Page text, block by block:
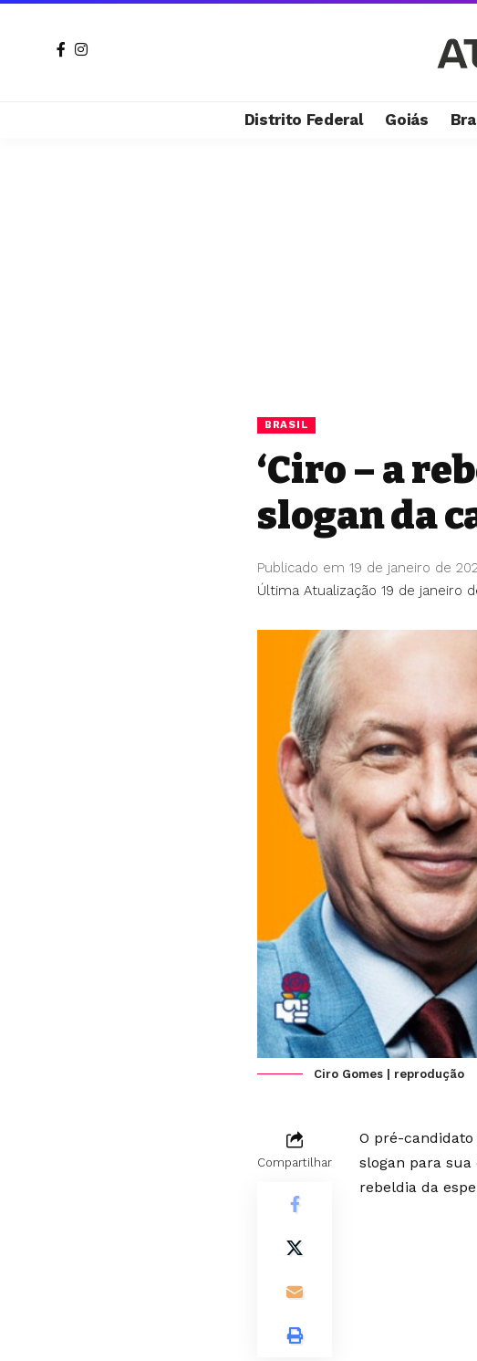
Distrito Federal Goiás
BRASIL
‘Ciro – a
slogan da
Última Atualização 19 de janeiro
Publicado em 19 de janeiro de
Ciro Gomes | reprodução
Compartilhar
O pré-
slogan para sua
rebeldia da